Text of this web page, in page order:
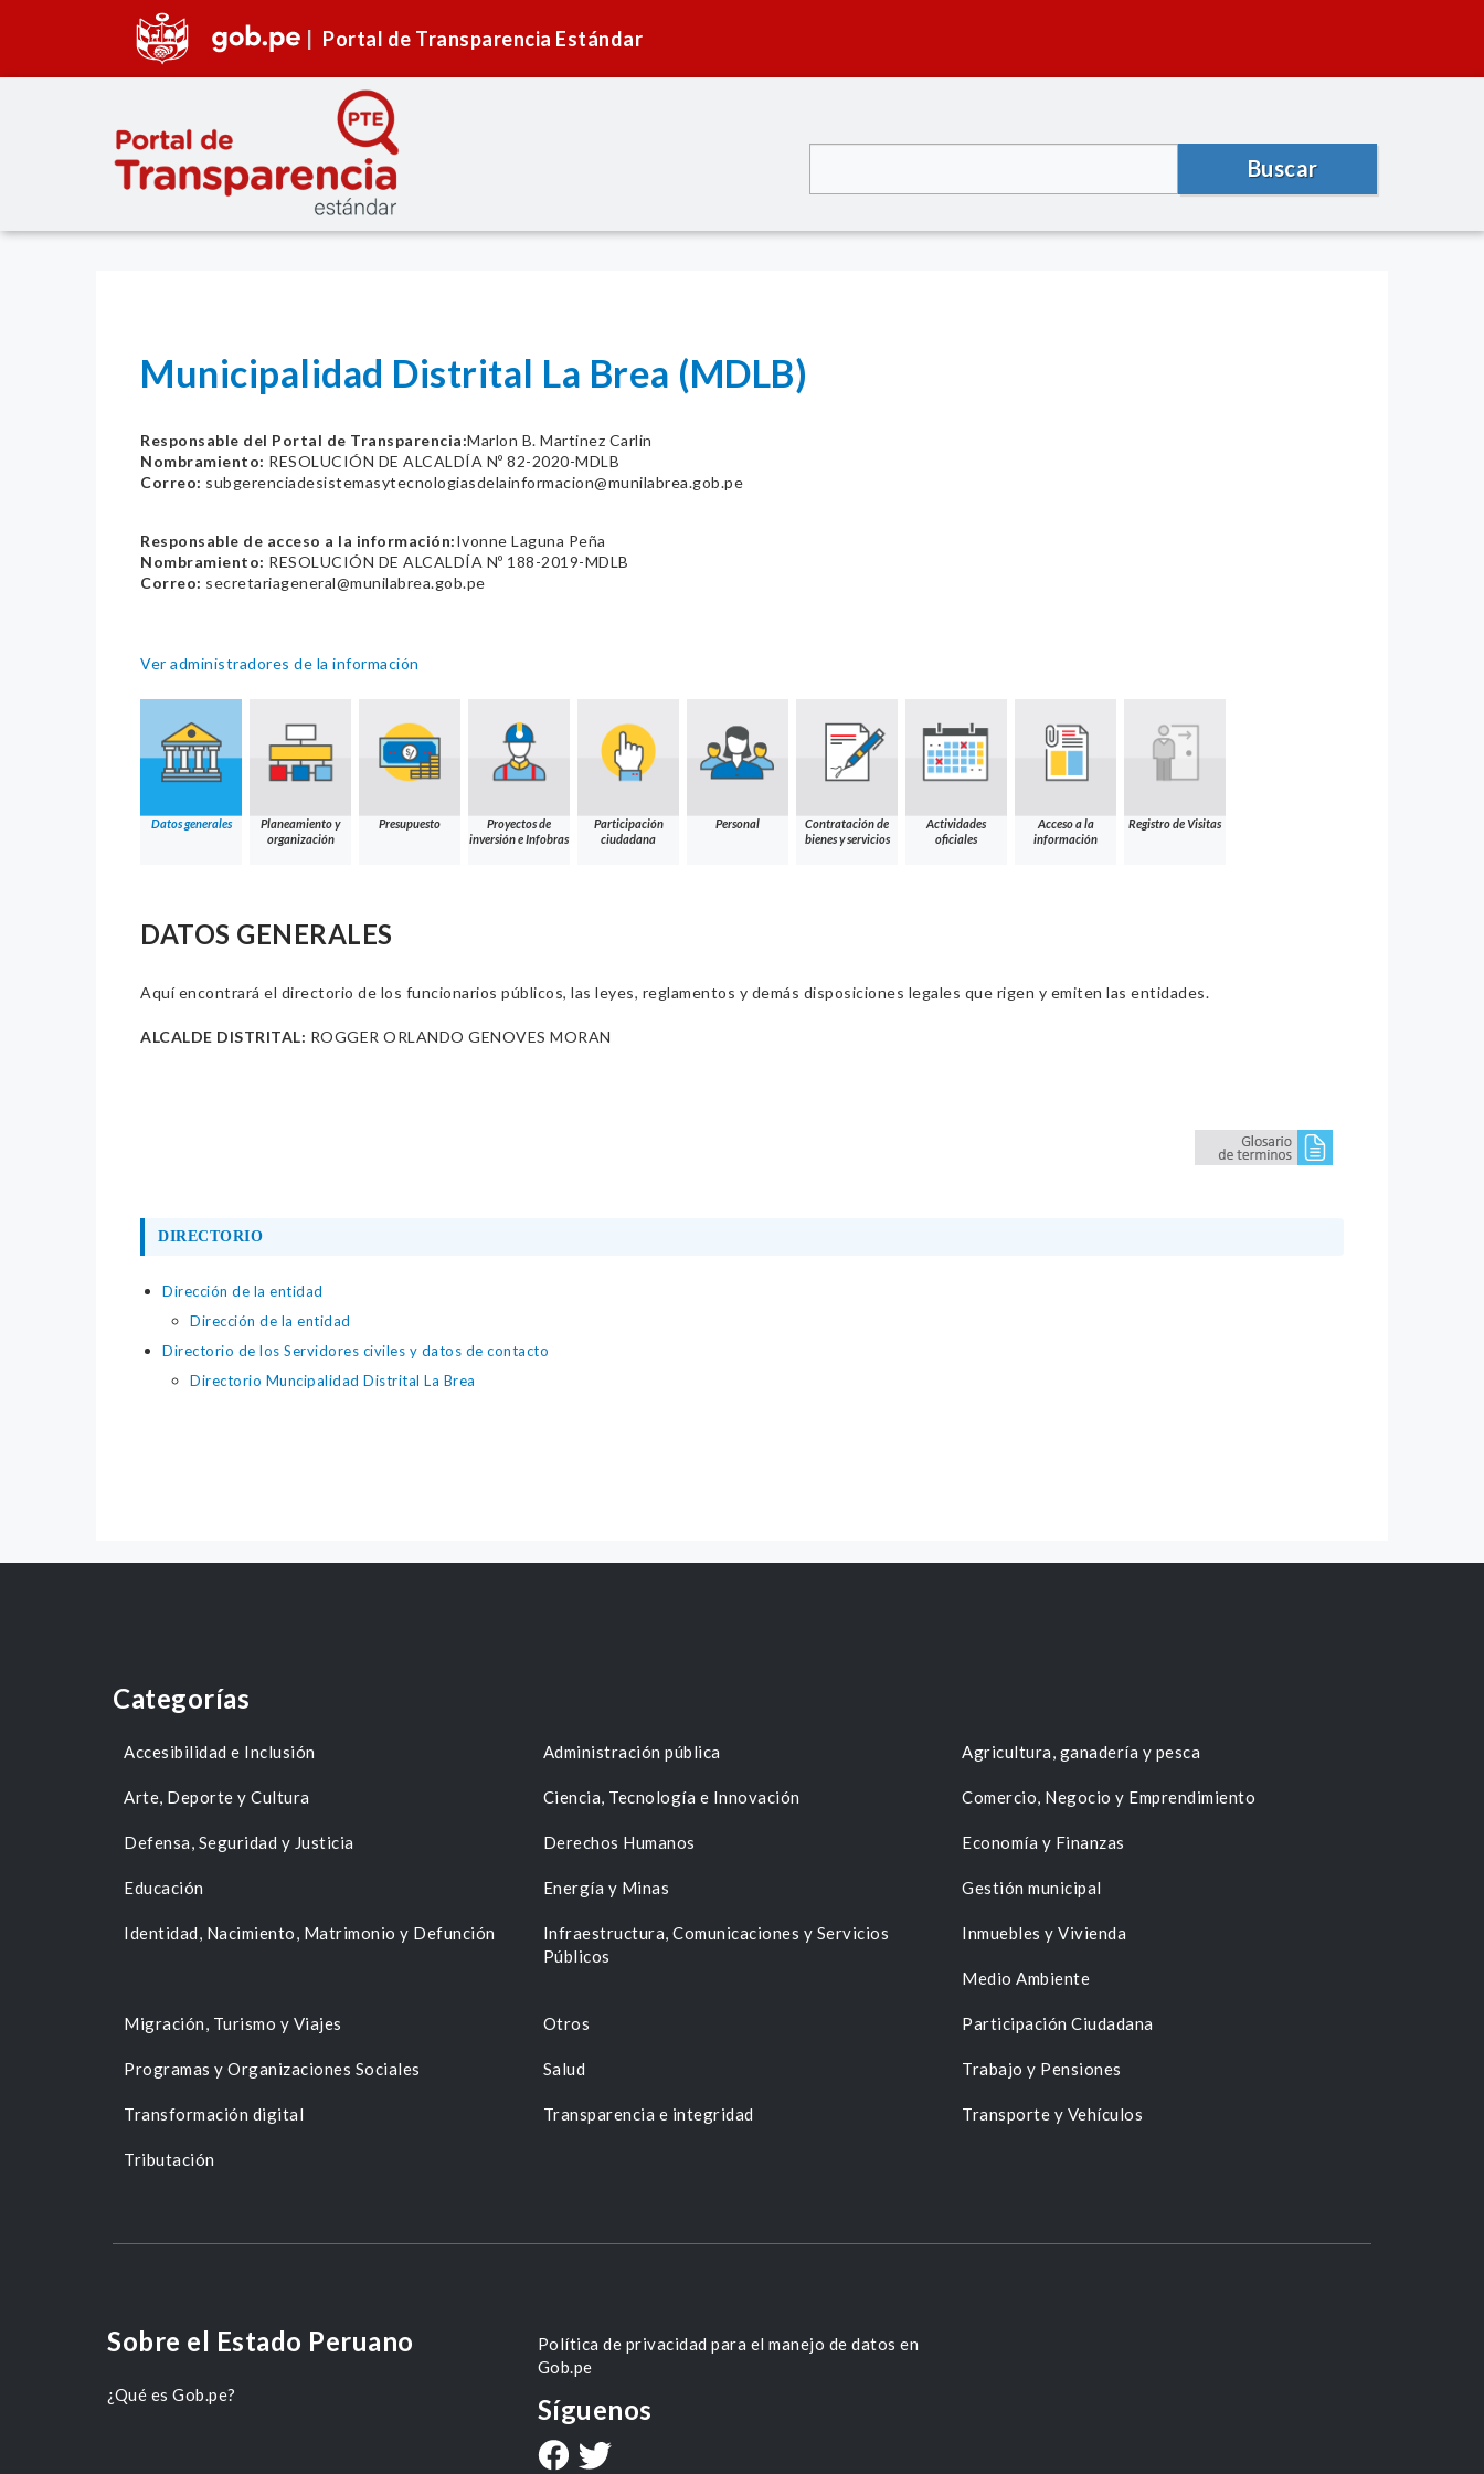
Portal de Transparencia Estándar
Buscar
Municipalidad Distrital La Brea (MDLB)
Responsable del Portal de Transparencia:Marlon B. Martinez Carlin
Nombramiento: RESOLUCIÓN DE ALCALDÍA Nº 82-2020-MDLB
Correo: subgerenciadesistemasytecnologiasdelainformacion@munilabrea.gob.pe
Responsable de acceso a la información:Ivonne Laguna Peña
Nombramiento: RESOLUCIÓN DE ALCALDÍA Nº 188-2019-MDLB
Correo: secretariageneral@munilabrea.gob.pe
Ver administradores de la información
Datos generales
Planeamiento y
organización
Presupuesto
Proyectos de
inversión e Infobras
Participación
ciudadana
Personal
Contratación de
bienes y servicios
Actividades
oficiales
Acceso a la
información
Registro de Visitas
DATOS GENERALES
Aquí encontrará el directorio de los funcionarios públicos, las leyes, reglamentos y demás disposiciones legales que rigen y emiten las entidades.
ALCALDE DISTRITAL: ROGGER ORLANDO GENOVES MORAN
DIRECTORIO
Dirección de la entidad
Dirección de la entidad
Directorio de los Servidores civiles y datos de contacto
Directorio Muncipalidad Distrital La Brea
Categorías
Accesibilidad e Inclusión Administración pública Agricultura, ganadería y pesca
Arte, Deporte y Cultura Ciencia, Tecnología e Innovación Comercio, Negocio y Emprendimiento
Defensa, Seguridad y Justicia Derechos Humanos Economía y Finanzas
Educación Energía y Minas Gestión municipal
Identidad, Nacimiento, Matrimonio y Defunción
Infraestructura, Comunicaciones y Servicios
Públicos
Inmuebles y Vivienda
Medio Ambiente
Migración, Turismo y Viajes Otros Participación Ciudadana
Programas y Organizaciones Sociales Salud Trabajo y Pensiones
Transformación digital Transparencia e integridad Transporte y Vehículos
Tributación
Sobre el Estado Peruano
¿Qué es Gob.pe?
Política de privacidad para el manejo de datos en
Gob.pe
Síguenos